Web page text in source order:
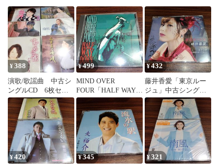
¥388
演歌/歌謡曲 中古シ
ングルCD 6枚セッ
ト 訳あり処分特価
品 管理番号260806-
311
¥499
MIND OVER
FOUR「HALF WAY
DOWN」輸入盤中古
CD オルタナティヴ
メタル 管理番号
260806-140
¥432
藤井香愛「東京ルー
ジュ」中古シングル
CD 演歌/歌謡曲 管
理番号260806-140
¥420 ¥345 ¥321